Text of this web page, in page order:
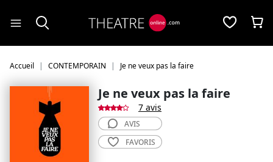
Accueil CONTEMPORAIN Je ne veux pas la faire
Je ne veux pas la faire
7 avis
AVIS
FAVORIS